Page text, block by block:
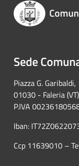
Sede
Piazza G. Garibaldi,
01030 - Faleria (VT)
P.IVA
Iban:
Ccp 11639010 –